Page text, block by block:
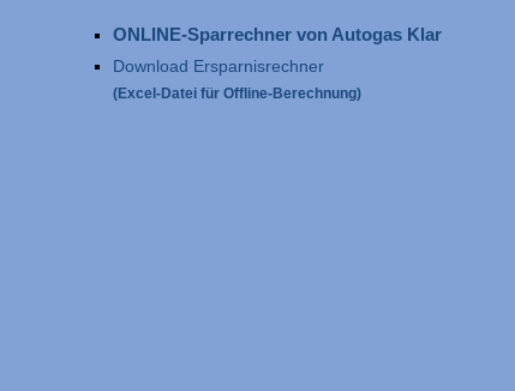
ONLINE-Sparrechner von Autogas Klar
Download Ersparnisrechner
(Excel-Datei für Offline-Berechnung)